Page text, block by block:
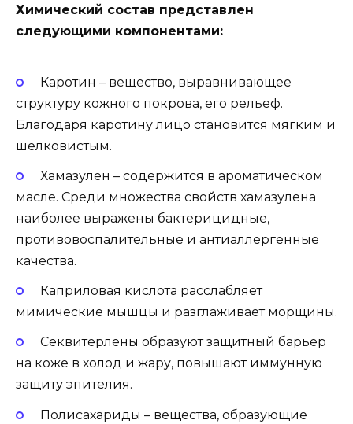
Химический состав представлен
следующими компонентами:
Каротин – вещество, выравнивающее
структуру кожного покрова, его рельеф.
Благодаря каротину лицо становится мягким и
шелковистым.
Хамазулен – содержится в ароматическом
масле. Среди множества свойств хамазулена
наиболее выражены бактерицидные,
противовоспалительные и антиаллергенные
качества.
Каприловая кислота расслабляет
мимические мышцы и разглаживает морщины.
Секвитерлены образуют защитный барьер
на коже в холод и жару, повышают иммунную
защиту эпителия.
Полисахариды – вещества, образующие